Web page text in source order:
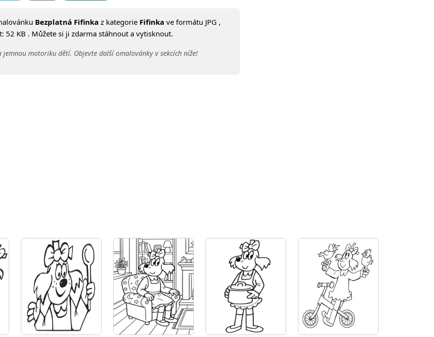
Bezplatná Fifinka z kategorie Fifinka ve formátu JPG ,
52 KB . Můžete si ji zdarma stáhnout a vytisknout.
motoriku dětí. Objevte další omalovánky v sekcích níže!